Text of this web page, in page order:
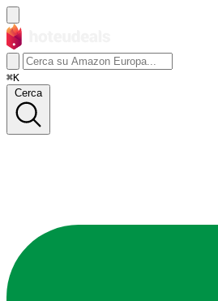
⌘K
Cerca